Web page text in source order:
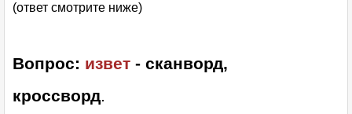
(ответ смотрите ниже)
Вопрос: извет - сканворд,
кроссворд.